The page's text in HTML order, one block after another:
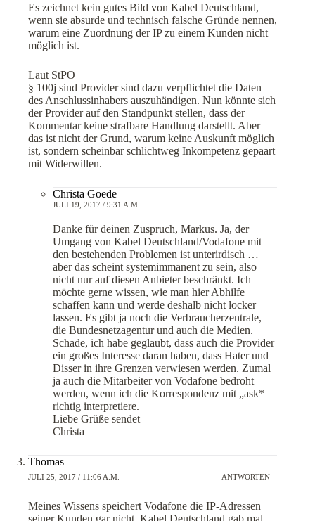
Es zeichnet kein gutes Bild von Kabel Deutschland,
wenn sie absurde und technisch falsche Gründe nennen,
warum eine Zuordnung der IP zu einem Kunden nicht
möglich ist.
Laut StPO
§ 100j sind Provider sind dazu verpflichtet die Daten
des Anschlussinhabers auszuhändigen. Nun könnte sich
der Provider auf den Standpunkt stellen, dass der
Kommentar keine strafbare Handlung darstellt. Aber
das ist nicht der Grund, warum keine Auskunft möglich
ist, sondern scheinbar schlichtweg Inkompetenz gepaart
mit Widerwillen.
Christa Goede
JULI 19, 2017 / 9:31 A.M.
Danke für deinen Zuspruch, Markus. Ja, der
Umgang von Kabel Deutschland/Vodafone mit
den bestehenden Problemen ist unterirdisch …
aber das scheint systemimmanent zu sein, also
nicht nur auf diesen Anbieter beschränkt. Ich
möchte gerne wissen, wie man hier Abhilfe
schaffen kann und werde deshalb nicht locker
lassen. Es gibt ja noch die Verbraucherzentrale,
die Bundesnetzagentur und auch die Medien.
Schade, ich habe geglaubt, dass auch die Provider
ein großes Interesse daran haben, dass Hater und
Disser in ihre Grenzen verwiesen werden. Zumal
ja auch die Mitarbeiter von Vodafone bedroht
werden, wenn ich die Korrespondenz mit „ask*
richtig interpretiere.
Liebe Grüße sendet
Christa
Thomas
JULI 25, 2017 / 11:06 A.M. ANTWORTEN
Meines Wissens speichert Vodafone die IP-Adressen
seiner Kunden gar nicht, Kabel Deutschland gab mal